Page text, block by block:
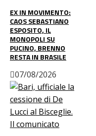
EX IN MOVIMENTO:
CAOS SEBASTIANO
ESPOSITO, IL
MONOPOLI SU
PUCINO, BRENNO
RESTA IN BRASILE
07/08/2026